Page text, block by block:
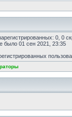
зарегистрированных: 0, 0
было 01 сен 2021, 23:35